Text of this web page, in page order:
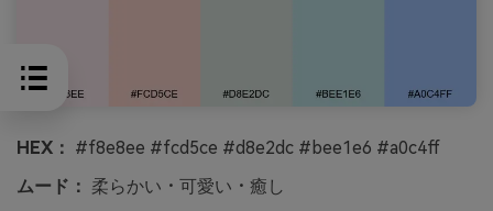
HEX： #f8e8ee #fcd5ce #d8e2dc #bee1e6 #a0c4ff
ムード： 柔らかい・可愛い・癒し